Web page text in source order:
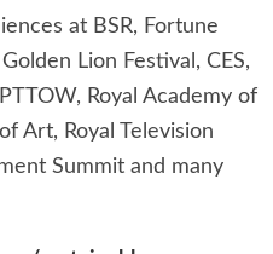
at BSR, Fortune
Lion Festival, CES,
Royal Academy of
Art, Royal Television
Summit and many